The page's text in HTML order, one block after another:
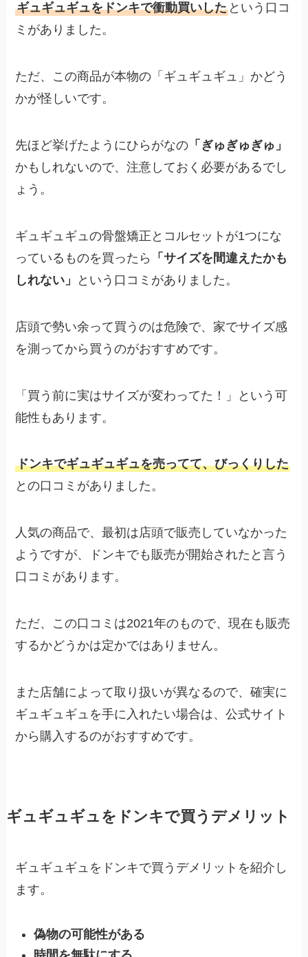
ギュギュギュをドンキで衝動買いした という口コ
ミがありました。
ただ、この商品が本物の「ギュギュギュ」かどう
かが怪しいです。
先ほど挙げたようにひらがなの 「ぎゅぎゅぎゅ」
かもしれないので、注意しておく必要があるでし
ょう。
ギュギュギュの骨盤矯正とコルセットが1つにな
っているものを買ったら
「サイズを間違えたかも
しれない」
という口コミがありました。
店頭で勢い余って買うのは危険で、家でサイズ感
を測ってから買うのがおすすめです。
「買う前に実はサイズが変わってた！」という可
能性もあります。
ドンキでギュギュギュを売ってて、びっくりした
との口コミがありました。
人気の商品で、最初は店頭で販売していなかった
ようですが、ドンキでも販売が開始されたと言う
口コミがあります。
ただ、この口コミは2021年のもので、現在も販売
するかどうかは定かではありません。
また店舗によって取り扱いが異なるので、確実に
ギュギュギュを手に入れたい場合は、公式サイト
から購入するのがおすすめです。
ギュギュギュをドンキで買うデメリット
ギュギュギュをドンキで買うデメリットを紹介し
ます。
偽物の可能性がある